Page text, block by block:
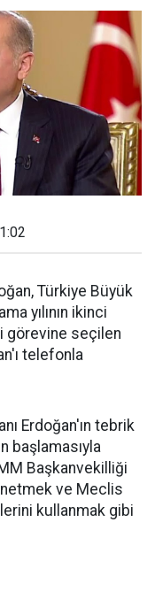
Türkiye Büyük
yılının ikinci
görevine seçilen
telefonla
Erdoğan'ın tebrik
başlamasıyla
Başkanvekilliği
ve Meclis
kullanmak gibi